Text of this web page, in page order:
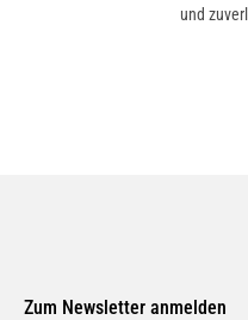
und
Zum Newsletter anmelden